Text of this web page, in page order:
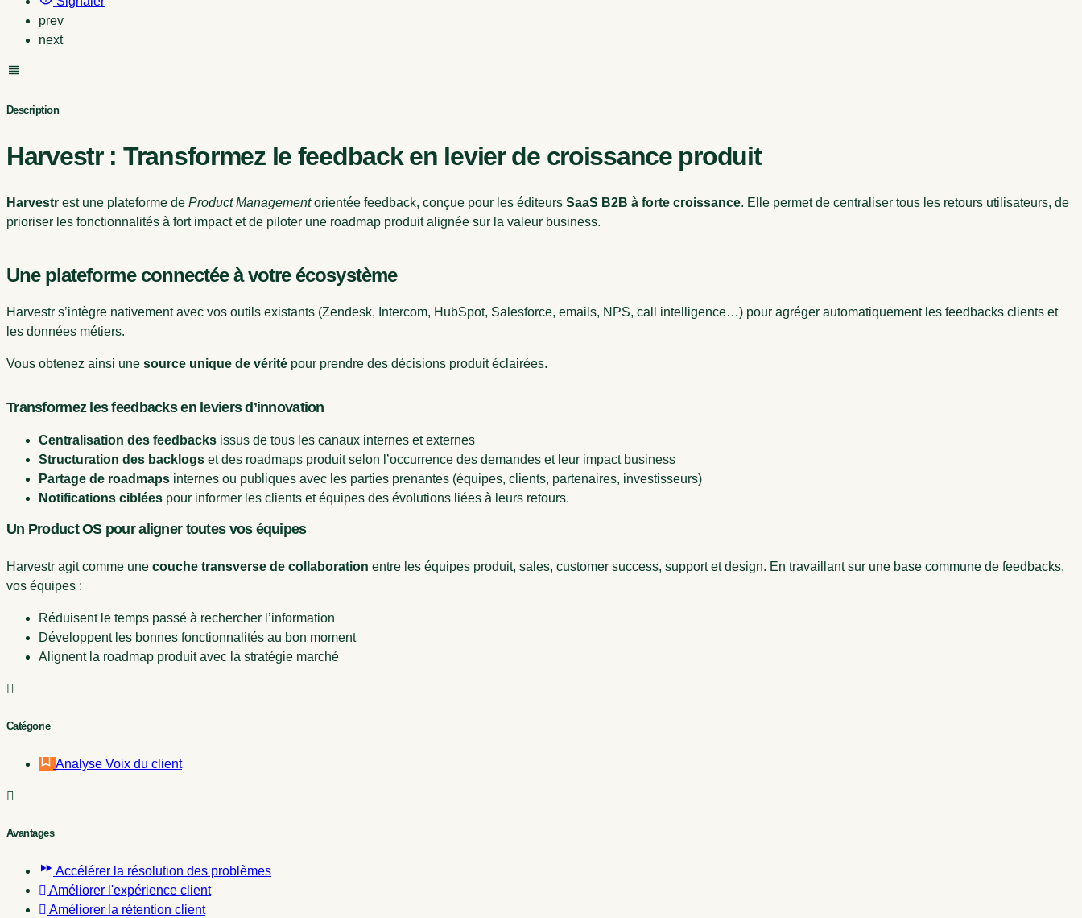
prev
next
Description
Harvestr : Transformez le feedback en levier de croissance produit
Harvestr est une plateforme de Product Managementorientée feedback, conçue pour les éditeurs SaaS B2B à forte croissance. Elle permet de centraliser tous les retours utilisateurs, de
prioriser les fonctionnalités à fort impact et de piloter une roadmap produit alignée sur la valeur business.
Une plateforme connectée à votre écosystème
Harvestr s’intègre nativement avec vos outils existants (Zendesk, Intercom, HubSpot, Salesforce, emails, NPS, call intelligence…) pour agréger automatiquement les feedbacks clients et
les données métiers.
Vous obtenez ainsi une source unique de vérité pour prendre des décisions produit éclairées.
Transformez les feedbacks en leviers d’innovation
Centralisation des feedbacks issus de tous les canaux internes et externes
Structuration des backlogs et des roadmaps produit selon l’occurrence des demandes et leur impact business
Partage de roadmaps internes ou publiques avec les parties prenantes (équipes, clients, partenaires, investisseurs)
Notifications ciblées pour informer les clients et équipes des évolutions liées à leurs retours.
Un Product OS pour aligner toutes vos équipes
Harvestr agit comme une couche transverse de collaboration entre les équipes produit, sales, customer success, support et design. En travaillant sur une base commune de feedbacks,
vos équipes :
Réduisent le temps passé à rechercher l’information
Développent les bonnes fonctionnalités au bon moment
Alignent la roadmap produit avec la stratégie marché
Catégorie
Analyse Voix du client
Avantages
Accélérer la résolution des problèmes
Améliorer l'expérience client
Améliorer la rétention client